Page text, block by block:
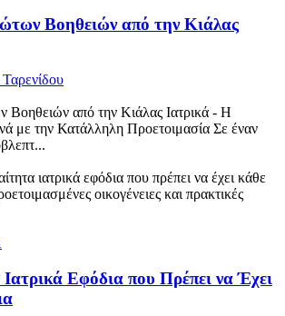
Βοηθειών από την Κιάλας
από την Κιάλας Ιατρικά - Η
με την Κατάλληλη Προετοιμασία Σε έναν
Εφόδια που Πρέπει να Έχει